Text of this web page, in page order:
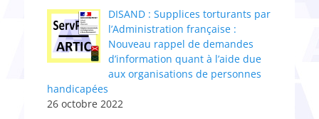
DISAND : Supplices torturants par
l’Administratio​n​ française :
Nouveau rappel de demandes
d’information quant à l’aide due
aux organisations de personnes
handicapées
26 octobre 2022